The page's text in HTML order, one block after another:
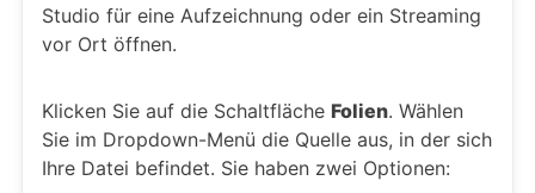
Studio für eine Aufzeichnung oder ein Streaming
vor Ort öffnen.
Klicken Sie auf die Schaltfläche Folien. Wählen
Sie im Dropdown-Menü die Quelle aus, in der sich
Ihre Datei befindet. Sie haben zwei Optionen: